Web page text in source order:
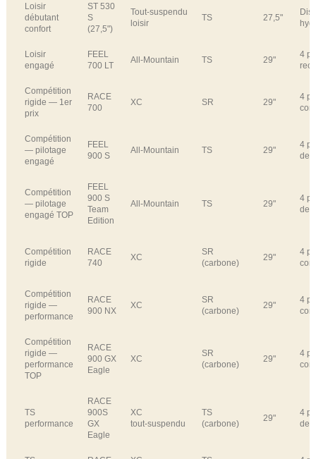
Loisir
débutant
confort
ST 530
S
(27,5")
Tout‑suspendu
loisir
TS 27,5"
Loisir
engagé
FEEL
700 LT
All‑Mountain TS 29"
4
Compétition
rigide — 1er
prix
RACE
700
XC SR 29"
4
Compétition
— pilotage
engagé
FEEL
900 S
All‑Mountain TS 29"
4
de
Compétition
— pilotage
engagé TOP
FEEL
900 S
Team
Edition
All‑Mountain TS 29"
4
de
Compétition
rigide
RACE
740
XC
SR
(carbone)
29"
4
Compétition
rigide —
performance
RACE
900 NX
XC
SR
(carbone)
29"
4
Compétition
rigide —
performance
TOP
RACE
900 GX
Eagle
XC
SR
(carbone)
29"
4
TS
performance
RACE
900S
GX
Eagle
XC
tout‑suspendu
TS
(carbone)
29"
4
de